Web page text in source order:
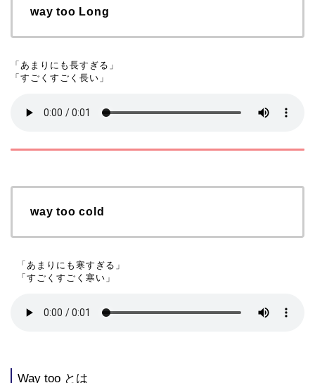
way too Long
「あまりにも長すぎる」
「すごくすごく長い」
way too cold
「すごくすごく寒い」
Way too とは